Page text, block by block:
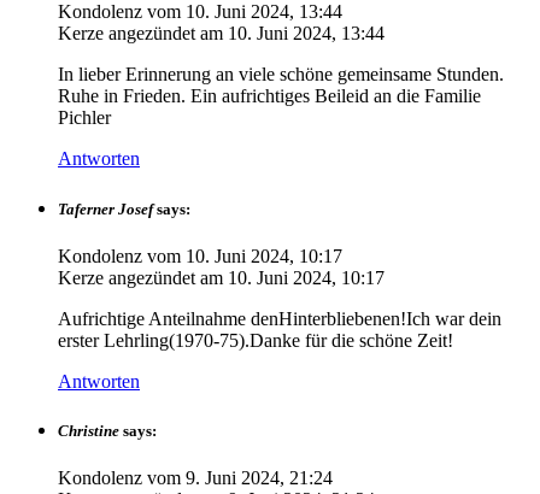
Kondolenz vom 10. Juni 2024, 13:44
Kerze angezündet am 10. Juni 2024, 13:44
In lieber Erinnerung an viele schöne gemeinsame Stunden.
Ruhe in Frieden. Ein aufrichtiges Beileid an die Familie
Pichler
Antworten
Taferner Josef says:
Kondolenz vom 10. Juni 2024, 10:17
Kerze angezündet am 10. Juni 2024, 10:17
Aufrichtige Anteilnahme denHinterbliebenen!Ich war dein
erster Lehrling(1970-75).Danke für die schöne Zeit!
Antworten
Christine says:
Kondolenz vom 9. Juni 2024, 21:24